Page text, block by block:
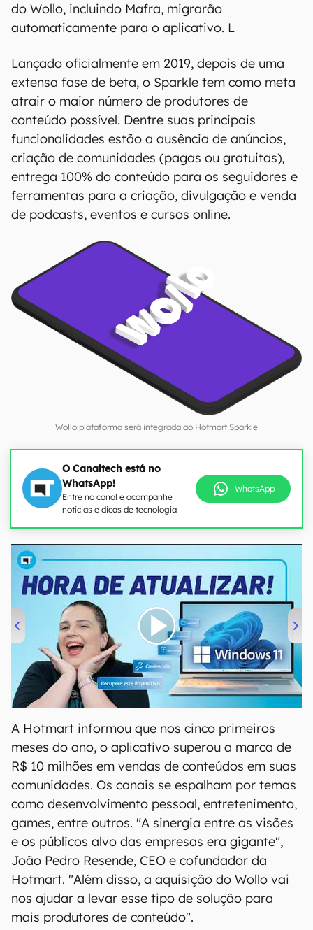
do Wollo, incluindo Mafra, migrarão
automaticamente para o aplicativo. L
Lançado oficialmente em 2019, depois de uma
extensa fase de beta, o Sparkle tem como meta
atrair o maior número de produtores de
conteúdo possível. Dentre suas principais
funcionalidades estão a ausência de anúncios,
criação de comunidades (pagas ou gratuitas),
entrega 100% do conteúdo para os seguidores e
ferramentas para a criação, divulgação e venda
de podcasts, eventos e cursos online.
Wollo:plataforma será integrada ao Hotmart Sparkle
O Canaltech está no
WhatsApp!
Entre no canal e acompanhe
notícias e dicas de tecnologia
WhatsApp
00:00 04:52
A Hotmart informou que nos cinco primeiros
meses do ano, o aplicativo superou a marca de
R$ 10 milhões em vendas de conteúdos em suas
comunidades. Os canais se espalham por temas
como desenvolvimento pessoal, entretenimento,
games, entre outros. "A sinergia entre as visões
e os públicos alvo das empresas era gigante",
João Pedro Resende, CEO e cofundador da
Hotmart. "Além disso, a aquisição do Wollo vai
nos ajudar a levar esse tipo de solução para
mais produtores de conteúdo".